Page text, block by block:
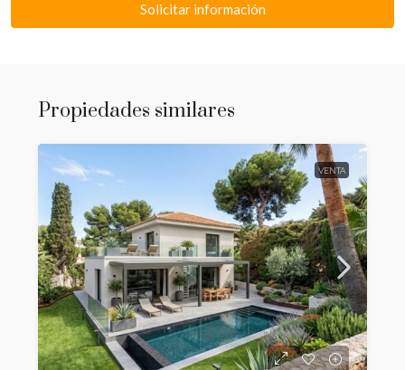
Solicitar información
Propiedades similares
VENTA